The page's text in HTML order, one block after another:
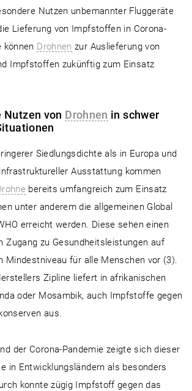
Nutzen unbemannter Fluggeräte
Lieferung von Impfstoffen in Corona-
können Drohnen zur Auslieferung von
Impfstoffen zukünftig zum Einsatz
Nutzen von Drohnen in schwer
Siedlungsdichte als in Europa und
Ausstattung kommen
bereits umfangreich zum Einsatz
unter anderem die allgemeinen Global
erreicht werden. Diese sehen einen
Zugang zu Gesundheitsleistungen auf
Mindestniveau für alle Menschen vor (3).
Zipline liefert in afrikanischen
oder Mosambik, auch Impfstoffe gegen
aus.
der Corona-Pandemie zeigte sich dieser
in Entwicklungsländern als besonders
konnte zügig Impfstoff gegen das